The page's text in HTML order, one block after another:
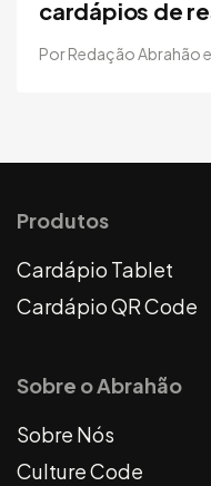
cardápios de
Por Redação Abrahão
Produtos
Cardápio Tablet
Cardápio QR Code
Sobre o Abrahão
Sobre Nós
Culture Code